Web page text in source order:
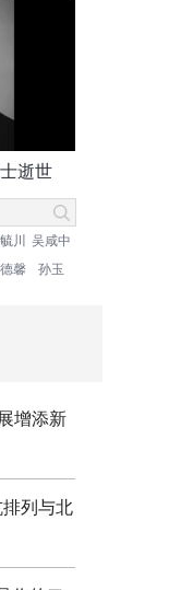
逝世
川
吴咸中
馨 孙玉
增添新
列与北